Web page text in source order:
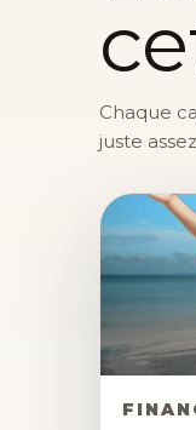
Chaque
juste